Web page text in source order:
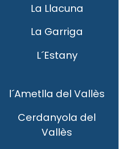
La Llacuna
La Garriga
L´Estany
l´Ametlla del Vallès
Cerdanyola del
Vallès